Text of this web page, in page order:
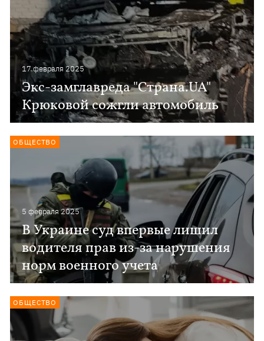
17 февраля 2025
Экс-замглавреда "Страна.UA"
Крюковой сожгли автомобиль
5 февраля 2025
В Украине суд впервые лишил
водителя прав из-за нарушения
норм военного учета
ОБЩЕСТВО
ОБЩЕСТВО